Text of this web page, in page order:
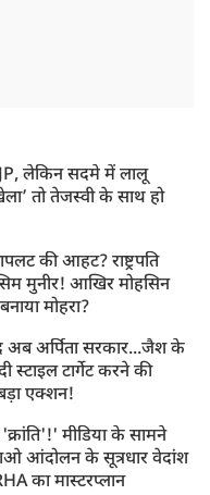
लेकिन सदमे में लालू
तो तेजस्वी के साथ हो
की आहट? राष्ट्रपति
मुनीर! आखिर मोहसिन
मोहरा?
अब अर्पिता सरकार...जैश के
स्टाइल टार्गेट करने की
एक्शन!
मीडिया के सामने
आंदोलन के सूत्रधार वेदांश
का मास्टरप्लान